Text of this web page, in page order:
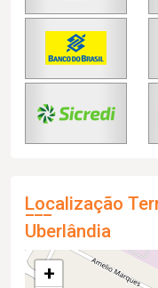
Localização
Uberlândia
+